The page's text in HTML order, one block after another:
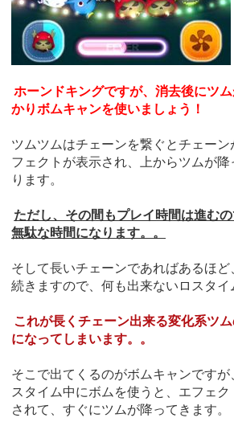
ホーンドキングですが、消去後にツ
かりボムキャンを使いましょう！
ツムツムはチェーンを繋ぐとチェー
フェクトが表示され、上からツムが
ります。
ただし、その間もプレイ時間は進む
無駄な時間になります。。
そして長いチェーンであればあるほ
続きますので、何も出来ないロスタイ
これが長くチェーン出来る変化系ツ
になってしまいます。。
そこで出てくるのがボムキャンですが
スタイム中にボムを使うと、エフェ
されて、すぐにツムが降ってきます。